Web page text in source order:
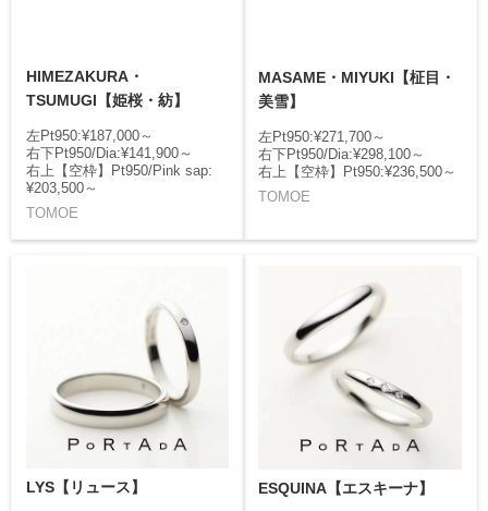
HIMEZAKURA・
TSUMUGI【姫桜・紡】
左Pt950:¥187,000～
右下Pt950/Dia:¥141,900～
右上【空枠】Pt950/Pink sap:
¥203,500～
TOMOE
MASAME・MIYUKI【柾目・
美雪】
左Pt950:¥271,700～
右下Pt950/Dia:¥298,100～
右上【空枠】Pt950:¥236,500～
TOMOE
LYS【リュース】 ESQUINA【エスキーナ】